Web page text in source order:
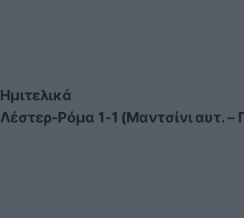
Ημιτελικά
Λέστερ-Ρόμα 1-1 (Μαντσίνι αυτ. –